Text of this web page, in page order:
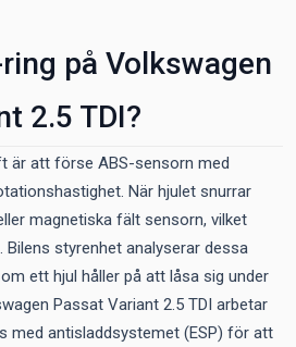
på Volkswagen
2.5 TDI?
är att förse ABS-sensorn med
När hjulet snurrar
magnetiska fält sensorn, vilket
Bilens styrenhet analyserar dessa
ett hjul håller på att låsa sig under
Passat Variant 2.5 TDI arbetar
med antisladdsystemet (ESP) för att